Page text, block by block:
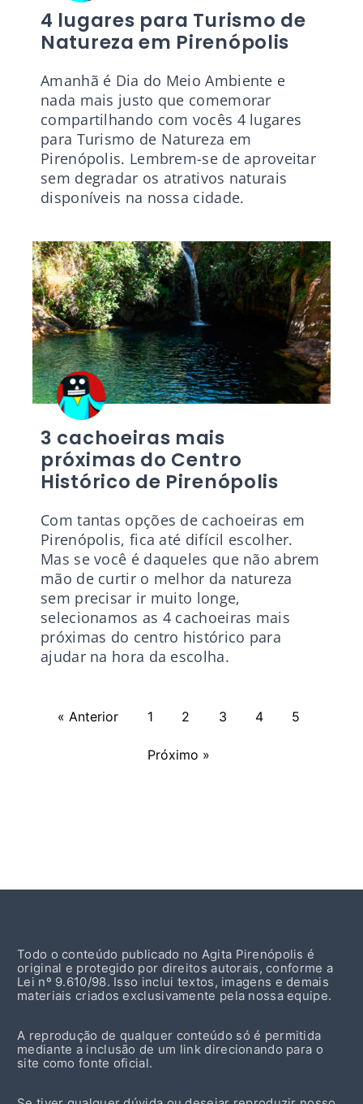
4 lugares para Turismo de
Natureza em Pirenópolis
Amanhã é Dia do Meio Ambiente e
nada mais justo que comemorar
compartilhando com vocês 4 lugares
para Turismo de Natureza em
Pirenópolis. Lembrem-se de aproveitar
sem degradar os atrativos naturais
disponíveis na nossa cidade.
3 cachoeiras mais
próximas do Centro
Histórico de Pirenópolis
Com tantas opções de cachoeiras em
Pirenópolis, fica até difícil escolher.
Mas se você é daqueles que não abrem
mão de curtir o melhor da natureza
sem precisar ir muito longe,
selecionamos as 4 cachoeiras mais
próximas do centro histórico para
ajudar na hora da escolha.
« Anterior 1 2 3 4 5
Próximo »
Todo o conteúdo publicado no Agita Pirenópolis é
original e protegido por direitos autorais, conforme a
Lei nº 9.610/98. Isso inclui textos, imagens e demais
materiais criados exclusivamente pela nossa equipe.
A reprodução de qualquer conteúdo só é permitida
mediante a inclusão de um link direcionando para o
site como fonte oficial.